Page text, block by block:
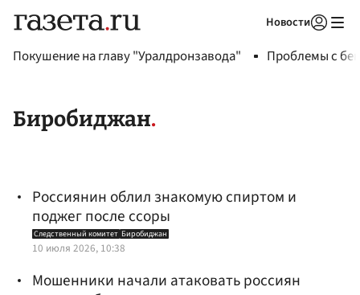
Новости
Покушение на главу "Уралдронзавода" Проблемы с
Биробиджан
Россиянин облил знакомую спиртом и
поджег после ссоры
Следственный комитет Биробиджан
10 июля 2026, 10:38
Мошенники начали атаковать россиян